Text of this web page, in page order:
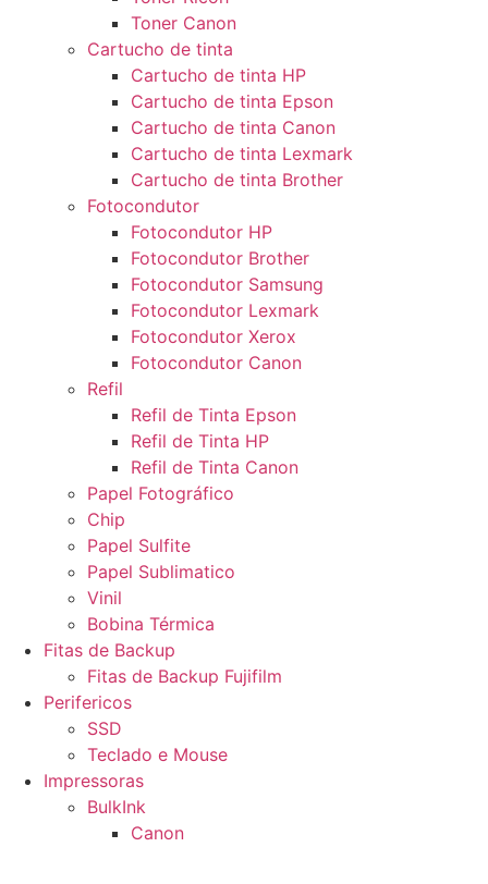
Toner Canon
Cartucho de tinta
Cartucho de tinta HP
Cartucho de tinta Epson
Cartucho de tinta Canon
Cartucho de tinta Lexmark
Cartucho de tinta Brother
Fotocondutor
Fotocondutor HP
Fotocondutor Brother
Fotocondutor Samsung
Fotocondutor Lexmark
Fotocondutor Xerox
Fotocondutor Canon
Refil
Refil de Tinta Epson
Refil de Tinta HP
Refil de Tinta Canon
Papel Fotográfico
Chip
Papel Sulfite
Papel Sublimatico
Vinil
Bobina Térmica
Fitas de Backup
Fitas de Backup Fujifilm
Perifericos
SSD
Teclado e Mouse
Impressoras
BulkInk
Canon